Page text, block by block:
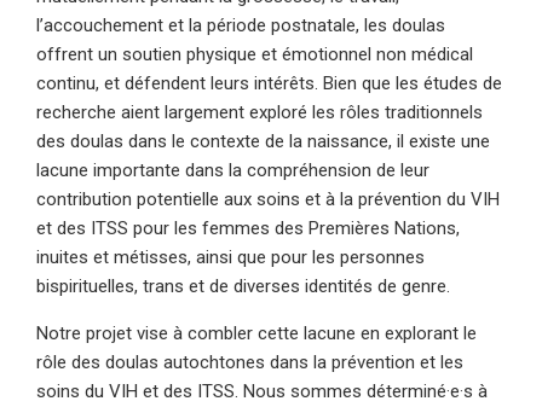
l’accouchement et la période postnatale, les doulas
offrent un soutien physique et émotionnel non médical
continu, et défendent leurs intérêts. Bien que les études de
recherche aient largement exploré les rôles traditionnels
des doulas dans le contexte de la naissance, il existe une
lacune importante dans la compréhension de leur
contribution potentielle aux soins et à la prévention du VIH
et des ITSS pour les femmes des Premières Nations,
inuites et métisses, ainsi que pour les personnes
bispirituelles, trans et de diverses identités de genre.
Notre projet vise à combler cette lacune en explorant le
rôle des doulas autochtones dans la prévention et les
soins du VIH et des ITSS. Nous sommes déterminé·e·s à